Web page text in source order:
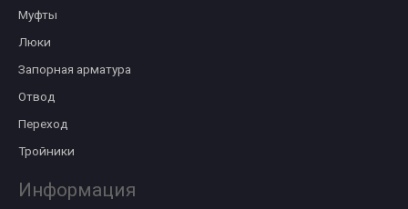
Муфты
Люки
Запорная арматура
Отвод
Переход
Тройники
Информация